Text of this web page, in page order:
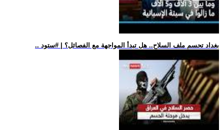
.. بغداد تحسم ملف السلاح.. هل تبدأ المواجهة مع الفصائل؟ | #ستود